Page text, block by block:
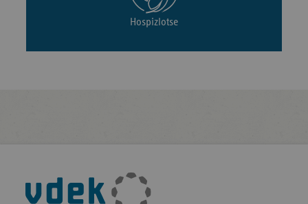
Hospizlotse
Fußleisten-
Navigation